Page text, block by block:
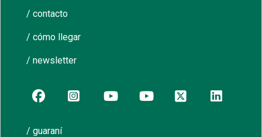
/ contacto
/ cómo llegar
/ newsletter
/ guaraní